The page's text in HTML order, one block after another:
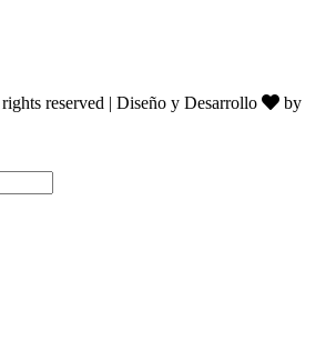
reserved | Diseño y Desarrollo
by